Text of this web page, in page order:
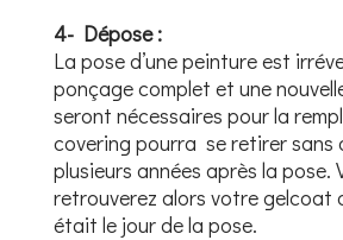
4- Dépose :
La pose d’une peinture est
ponçage complet et une
seront nécessaires pour la
covering pourra se retirer sans
plusieurs années après la pose.
retrouverez alors votre gelcoat
était le jour de la pose.